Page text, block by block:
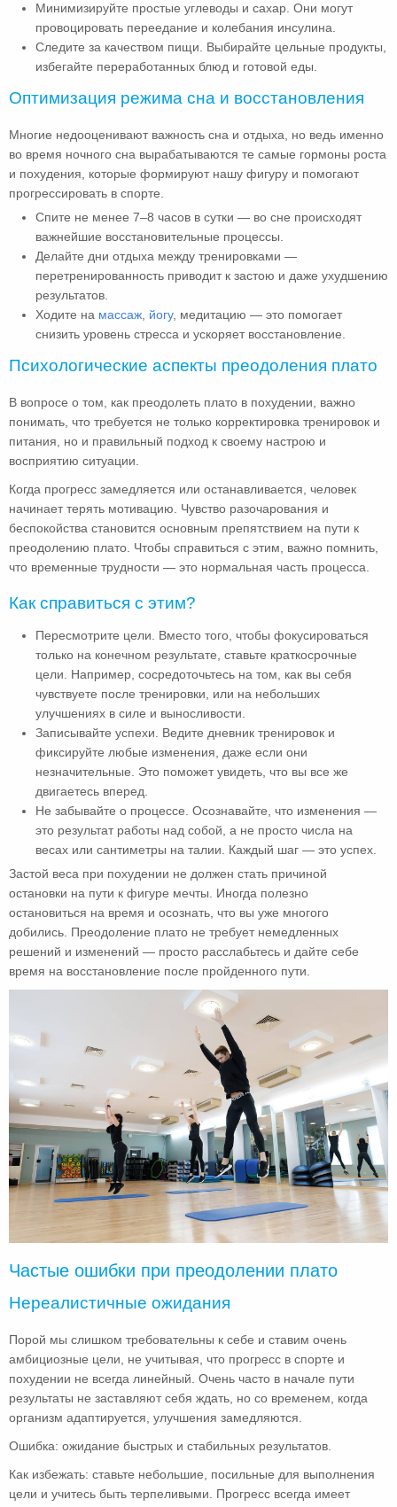
Минимизируйте простые углеводы и сахар. Они могут
провоцировать переедание и колебания инсулина.
Следите за качеством пищи. Выбирайте цельные продукты,
избегайте переработанных блюд и готовой еды.
Оптимизация режима сна и восстановления
Многие недооценивают важность сна и отдыха, но ведь именно
во время ночного сна вырабатываются те самые гормоны роста
и похудения, которые формируют нашу фигуру и помогают
прогрессировать в спорте.
Спите не менее 7–8 часов в сутки — во сне происходят
важнейшие восстановительные процессы.
Делайте дни отдыха между тренировками —
перетренированность приводит к застою и даже ухудшению
результатов.
Ходите на массаж, йогу, медитацию — это помогает
снизить уровень стресса и ускоряет восстановление.
Психологические аспекты преодоления плато
В вопросе о том, как преодолеть плато в похудении, важно
понимать, что требуется не только корректировка тренировок и
питания, но и правильный подход к своему настрою и
восприятию ситуации.
Когда прогресс замедляется или останавливается, человек
начинает терять мотивацию. Чувство разочарования и
беспокойства становится основным препятствием на пути к
преодолению плато. Чтобы справиться с этим, важно помнить,
что временные трудности — это нормальная часть процесса.
Как справиться с этим?
Пересмотрите цели. Вместо того, чтобы фокусироваться
только на конечном результате, ставьте краткосрочные
цели. Например, сосредоточьтесь на том, как вы себя
чувствуете после тренировки, или на небольших
улучшениях в силе и выносливости.
Записывайте успехи. Ведите дневник тренировок и
фиксируйте любые изменения, даже если они
незначительные. Это поможет увидеть, что вы все же
двигаетесь вперед.
Не забывайте о процессе. Осознавайте, что изменения —
это результат работы над собой, а не просто числа на
весах или сантиметры на талии. Каждый шаг — это успех.
Застой веса при похудении не должен стать причиной
остановки на пути к фигуре мечты. Иногда полезно
остановиться на время и осознать, что вы уже многого
добились. Преодоление плато не требует немедленных
решений и изменений — просто расслабьтесь и дайте себе
время на восстановление после пройденного пути.
Частые ошибки при преодолении плато
Нереалистичные ожидания
Порой мы слишком требовательны к себе и ставим очень
амбициозные цели, не учитывая, что прогресс в спорте и
похудении не всегда линейный. Очень часто в начале пути
результаты не заставляют себя ждать, но со временем, когда
организм адаптируется, улучшения замедляются.
Ошибка: ожидание быстрых и стабильных результатов.
Как избежать: ставьте небольшие, посильные для выполнения
цели и учитесь быть терпеливыми. Прогресс всегда имеет